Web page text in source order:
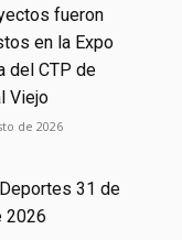
fueron
en la Expo
del CTP de
Viejo
de 2026
31 de
2026